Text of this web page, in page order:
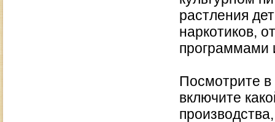
растления
наркотиков,
Посмотрите
включите